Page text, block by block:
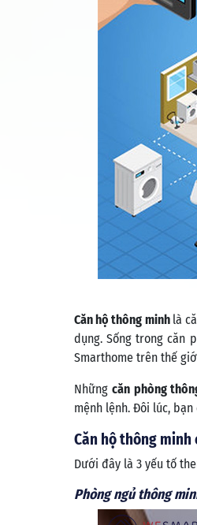
Căn hộ thông minh là
dụng. Sống trong căn
Smarthome trên thế
Nhữngcăn phòng
mệnh lệnh. Đôi lúc,
Căn hộ thông
Dưới đây là 3 yếu tố
Phòng ngủ thông